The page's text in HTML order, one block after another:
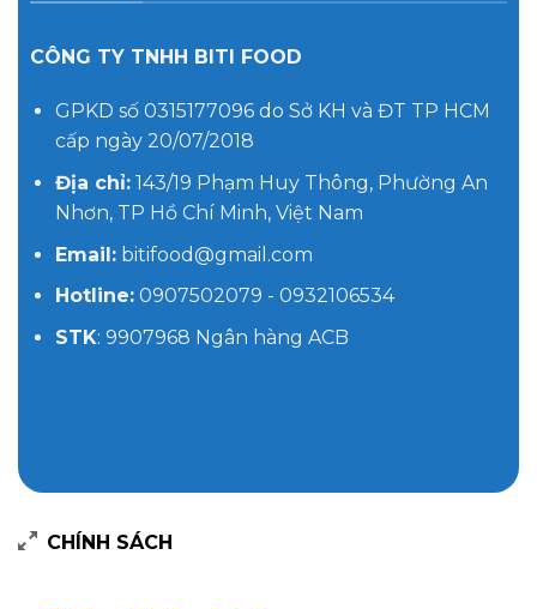
CÔNG TY TNHH BITI FOOD
GPKD số 0315177096 do Sở KH và ĐT TP HCM
cấp ngày 20/07/2018
Địa chỉ:143/19 Phạm Huy Thông, Phường An
Nhơn, TP Hồ Chí Minh, Việt Nam
Email:bitifood@gmail.com
Hotline:0907502079 - 0932106534
STK: 9907968 Ngân hàng ACB
CHÍNH SÁCH